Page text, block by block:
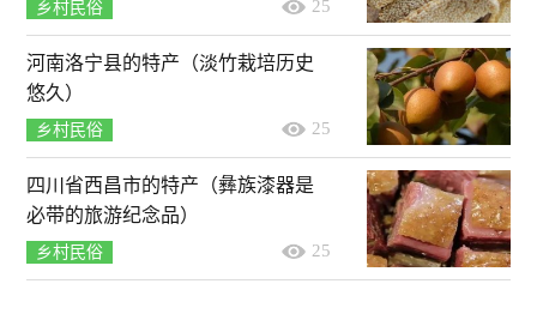
乡村民俗 25
河南洛宁县的特产（淡竹栽培历史
悠久）
乡村民俗 25
四川省西昌市的特产（彝族漆器是
必带的旅游纪念品）
乡村民俗 25